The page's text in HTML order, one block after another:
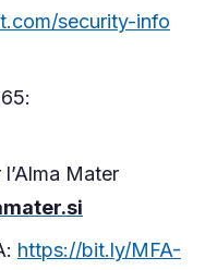
security-info
Mater
https://bit.ly/MFA-